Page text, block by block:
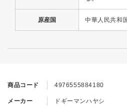
商品コード 4976555884180
メーカー ドギーマンハヤシ
原産国 中華人民共和